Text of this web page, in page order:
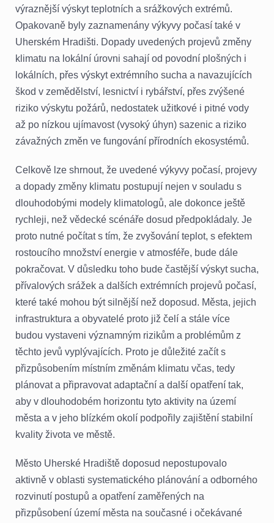
výraznější výskyt teplotních a srážkových extrémů.
Opakovaně byly zaznamenány výkyvy počasí také v
Uherském Hradišti. Dopady uvedených projevů změny
klimatu na lokální úrovni sahají od povodní plošných i
lokálních, přes výskyt extrémního sucha a navazujících
škod v zemědělství, lesnictví i rybářství, přes zvýšené
riziko výskytu požárů, nedostatek užitkové i pitné vody
až po nízkou ujímavost (vysoký úhyn) sazenic a riziko
závažných změn ve fungování přírodních ekosystémů.
Celkově lze shrnout, že uvedené výkyvy počasí, projevy
a dopady změny klimatu postupují nejen v souladu s
dlouhodobými modely klimatologů, ale dokonce ještě
rychleji, než vědecké scénáře dosud předpokládaly. Je
proto nutné počítat s tím, že zvyšování teplot, s efektem
rostoucího množství energie v atmosféře, bude dále
pokračovat. V důsledku toho bude častější výskyt sucha,
přívalových srážek a dalších extrémních projevů počasí,
které také mohou být silnější než doposud. Města, jejich
infrastruktura a obyvatelé proto již čelí a stále více
budou vystaveni významným rizikům a problémům z
těchto jevů vyplývajících. Proto je důležité začít s
přizpůsobením místním změnám klimatu včas, tedy
plánovat a připravovat adaptační a další opatření tak,
aby v dlouhodobém horizontu tyto aktivity na území
města a v jeho blízkém okolí podpořily zajištění stabilní
kvality života ve městě.
Město Uherské Hradiště doposud nepostupovalo
aktivně v oblasti systematického plánování a odborného
rozvinutí postupů a opatření zaměřených na
přizpůsobení území města na současné i očekávané